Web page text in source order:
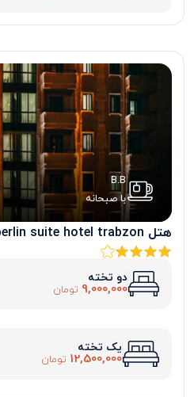
B.B
با صبحانه
هتل berlin suite hotel trabzon
دو تخته
9,000,000 تومان
یک تخته
12,500,000 تومان